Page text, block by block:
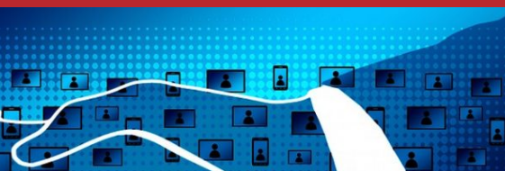
ACTUALITÉ DE L'UNION EUROPÉENNE, ACTUALITÉ DE LA REPRÉSENTATION D’OCCITANIE EUROPE, ECONOMIE CIRCULAIRE, ÉNERGIE - ENVIRONNEMENT - CLIMAT
JUILLET 24, 2026
ACTUALITÉ DE L'UNION EUROPÉENNE, ACTUALITÉ DE LA REPRÉSENTATION D’OCCITANIE
JUILLET 24,